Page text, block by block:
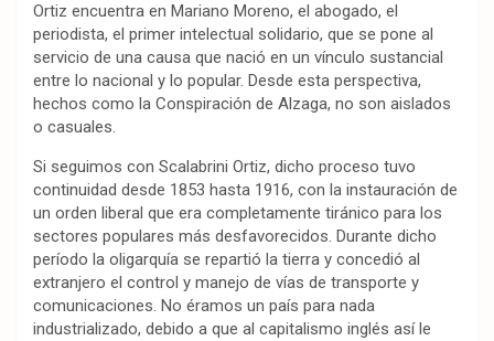
Ortiz encuentra en Mariano Moreno, el abogado, el
periodista, el primer intelectual solidario, que se pone al
servicio de una causa que nació en un vínculo sustancial
entre lo nacional y lo popular. Desde esta perspectiva,
hechos como la Conspiración de Alzaga, no son aislados
o casuales.
Si seguimos con Scalabrini Ortiz, dicho proceso tuvo
continuidad desde 1853 hasta 1916, con la instauración de
un orden liberal que era completamente tiránico para los
sectores populares más desfavorecidos. Durante dicho
período la oligarquía se repartió la tierra y concedió al
extranjero el control y manejo de vías de transporte y
comunicaciones. No éramos un país para nada
industrializado, debido a que al capitalismo inglés así le